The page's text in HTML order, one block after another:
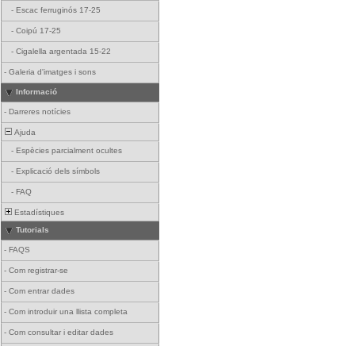
- Escac ferruginós 17-25
- Coipú 17-25
- Cigalella argentada 15-22
- Galeria d'imatges i sons
Informació
- Darreres notícies
Ajuda
- Espècies parcialment ocultes
- Explicació dels símbols
- FAQ
Estadístiques
Tutorials
- FAQS
- Com registrar-se
- Com entrar dades
- Com introduir una llista completa
- Com consultar i editar dades